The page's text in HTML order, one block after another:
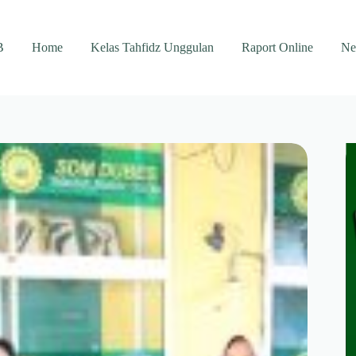
Home Kelas Tahfidz Unggulan Raport Online